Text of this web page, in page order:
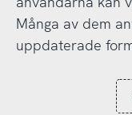
Många av dem
uppdaterade